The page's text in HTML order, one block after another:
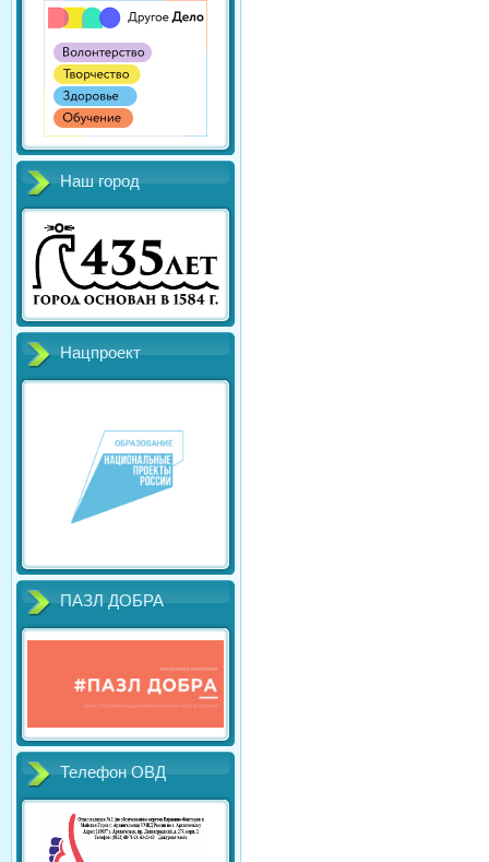
Наш город
Нацпроект
ПАЗЛ ДОБРА
Телефон ОВД